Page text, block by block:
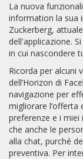
La nuova
information la sua
Zuckerberg,
dell'applicazione.
in cui nascondere
Ricorda per alcuni
dell’Horizon di
navigazione per
migliorare l’offerta
preferenze e i miei
che anche le
alla chat, purché
preventiva. Per